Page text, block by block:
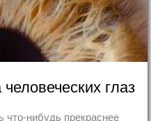
глаз
что-нибудь прекраснее